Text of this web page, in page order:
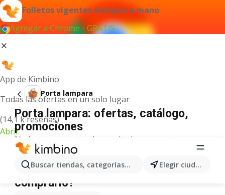
Folletos vigentes siempre a mano
Agregar a Chrome - GRATIS
App de Kimbino
Todas las ofertas en un solo lugar
(14,1 k reseñas)
Abrir
Buscar tiendas, categorías, productos... Elegir ciudad
Porta lampara
Porta lampara: ofertas, catálogo,
promociones
No hemos encontrado resultados para este
término.
Porta lampara en oferta - ¿Dónde
comprarlo?